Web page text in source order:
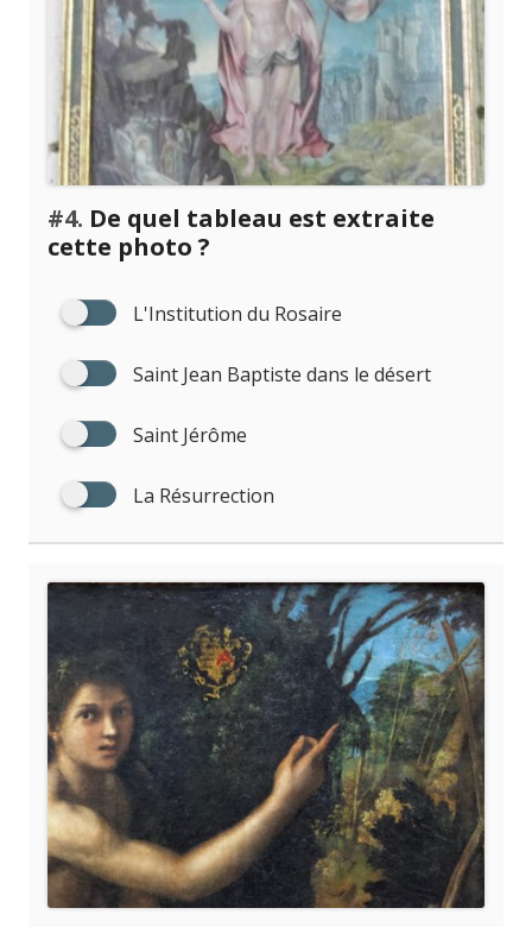
#4. De quel tableau est extraite
cette photo ?
L'Institution du Rosaire
Saint Jean Baptiste dans le désert
Saint Jérôme
La Résurrection